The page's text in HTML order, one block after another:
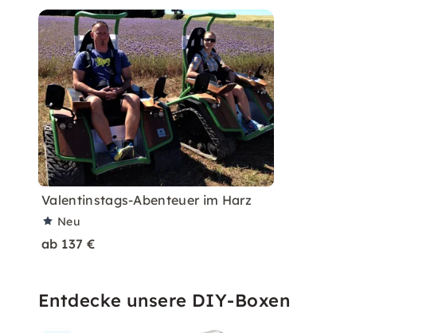
Valentinstags-Abenteuer im Harz
Neu
ab 137 €
Entdecke unsere DIY-Boxen